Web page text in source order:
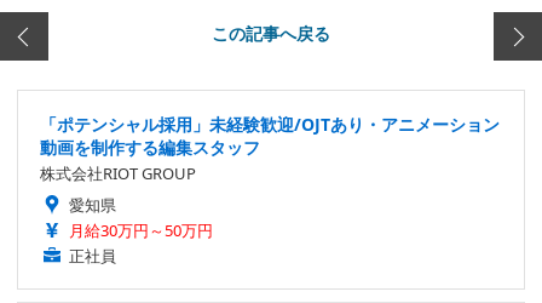
この記事へ戻る
「ポテンシャル採用」未経験歓迎/OJTあり・アニメーション
動画を制作する編集スタッフ
株式会社RIOT GROUP
愛知県
月給30万円～50万円
正社員